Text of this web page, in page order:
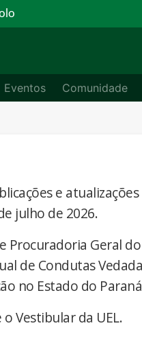
Eventos Comunidade
e
julho de 2026.
Procuradoria Geral do
de Condutas
no Estado do
Vestibular da UEL.